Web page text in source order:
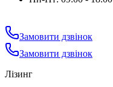
Замовити дзвінок
Замовити дзвінок
Лізинг